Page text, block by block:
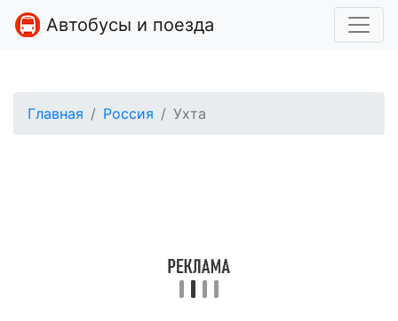
Автобусы и поезда
Главная Россия Ухта